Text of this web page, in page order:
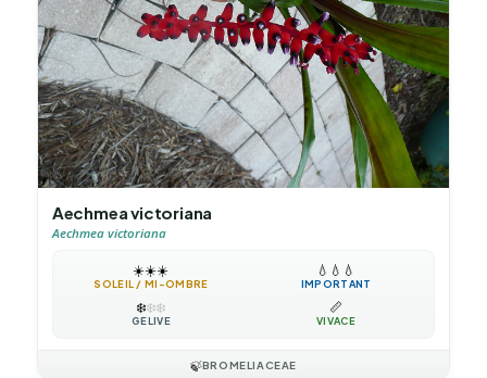
Aechmea victoriana
Aechmea victoriana
☀️☀️☀️
SOLEIL / MI-OMBRE
💧 💧 💧
IMPORTANT
❄️❄️❄️
GÉLIVE
📏
VIVACE
🍃BROMELIACEAE